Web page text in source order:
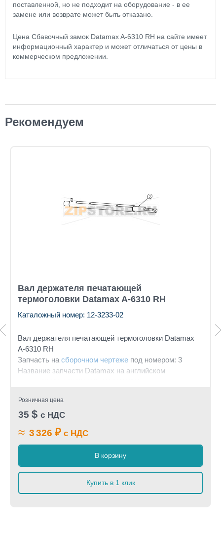
поставленной, но не подходит на оборудование - в ее
замене или возврате может быть отказано.
Цена Сбавочный замок Datamax A-6310 RH на сайте имеет
информационный характер и может отличаться от цены в
коммерческом предложении.
Рекомендуем
Вал держателя печатающей
термоголовки Datamax A-6310 RH
Каталожный номер: 12-3233-02
Вал держателя печатающей термоголовки Datamax
A-6310 RH
Запчасть на сборочном чертеже под номером: 3
Название запчасти Datamax на английском
Розничная цена
35 $ с НДС
≈ 3 326 ₽ с НДС
В корзину
Купить в 1 клик